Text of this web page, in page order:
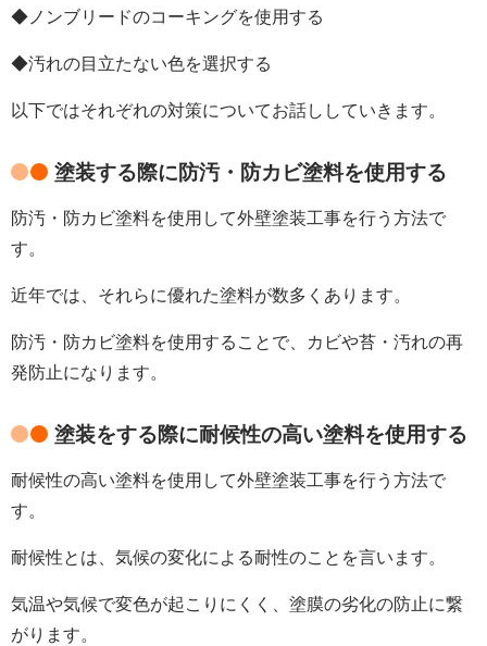
◆ ノンブリードのコーキングを使用する
◆汚れの目立たない色を選択する
以下ではそれぞれの対策についてお話ししていきます。
塗装する際に防汚・防カビ塗料を使用する
防汚・防カビ塗料を使用して外壁塗装工事を行う方法で
す。
近年では、それらに優れた塗料が数多くあります。
防汚・防カビ塗料を使用することで、カビや苔・汚れの再
発防止になります。
塗装をする際に耐候性の高い塗料を使用する
耐候性の高い塗料を使用して外壁塗装工事を行う方法で
す。
耐候性とは、気候の変化による耐性のことを言います。
気温や気候で変色が起こりにくく、塗膜の劣化の防止に繋
がります。